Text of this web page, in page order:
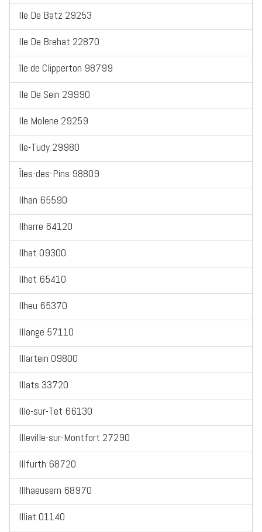
Ile De Batz 29253
Ile De Brehat 22870
île de Clipperton 98799
Ile De Sein 29990
Ile Molene 29259
Ile-Tudy 29980
Îles-des-Pins 98809
Ilhan 65590
Ilharre 64120
Ilhat 09300
Ilhet 65410
Ilheu 65370
Illange 57110
Illartein 09800
Illats 33720
Ille-sur-Tet 66130
Illeville-sur-Montfort 27290
Illfurth 68720
Illhaeusern 68970
Illiat 01140